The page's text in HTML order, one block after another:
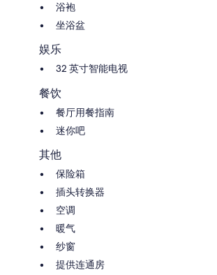
浴袍
坐浴盆
娱乐
32 英寸智能电视
餐饮
餐厅用餐指南
迷你吧
其他
保险箱
插头转换器
空调
暖气
纱窗
提供连通房